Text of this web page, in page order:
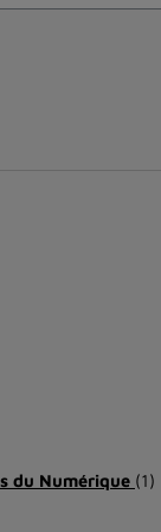
du Numérique (1)